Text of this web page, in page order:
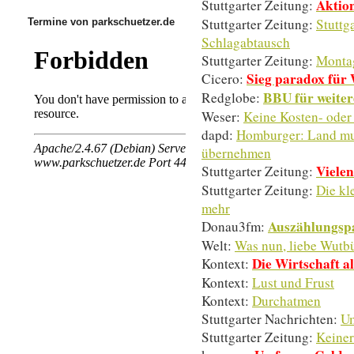
Stuttgarter Zeitung:
Stuttgarter Zeitung:
Schlagabtausch
Stuttgarter Zeitung:
Cicero: Sieg paradox
Redglobe: BBU für
Weser: Keine Kosten-
dapd: Homburger: Land
übernehmen
Stuttgarter Zeitung:
Stuttgarter Zeitung: Die
mehr
Donau3fm:
Welt: Was nun, liebe
Kontext: Die Wirtschaft
Kontext: Lust und Frust
Kontext: Durchatmen
Stuttgarter Nachrichten:
Stuttgarter Zeitung:
Termine von parkschuetzer.de